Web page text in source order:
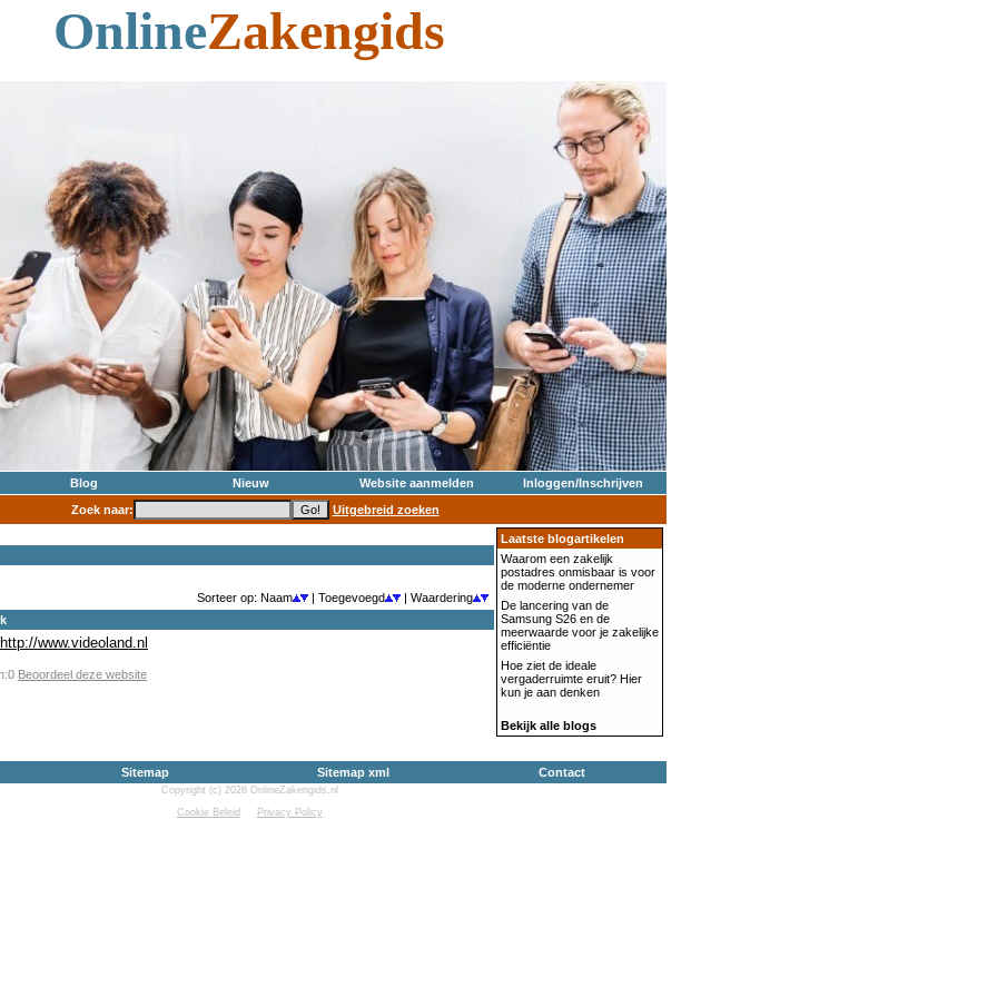
OnlineZakengids
Blog Nieuw Website aanmelden
Inloggen/Inschrijven
Zoek naar:
Uitgebreid zoeken
Sorteer op: Naam | Toegevoegd
| Waardering
http://www.videoland.nl
Beoordeel deze website
Laatste blogartikelen
Waarom een zakelijk
postadres onmisbaar is voor
de moderne ondernemer
De lancering van de
Samsung S26 en de
meerwaarde voor je zakelijke
efficiëntie
Hoe ziet de ideale
vergaderruimte eruit? Hier
kun je aan denken
Bekijk alle blogs
Sitemap Sitemap xml Contact
Copyright (c) 2026 OnlineZakengids.nl
Cookie Beleid
Privacy Policy